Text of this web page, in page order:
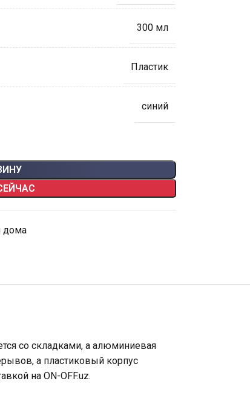
300 мл
Пластик
синий
дома
со складками, а алюминиевая
а пластиковый корпус
на ON-OFF.uz.